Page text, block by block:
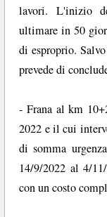
lavori. L'inizio
ultimare in 50
di esproprio.
prevede di
- Frana al km
2022 e il cui
di somma
14/9/2022 al 4/
con un costo